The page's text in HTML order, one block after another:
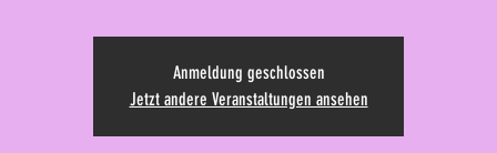
Anmeldung geschlossen
Jetzt andere Veranstaltungen ansehen